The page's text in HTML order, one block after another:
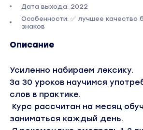
Дата выхода: 2022
Особенности: ✅ лучшее качество
знаков
Описание
Усиленно набираем лексику.
За 30 уроков научимся
слов в практике.
Курс рассчитан на месяц
заниматься каждый день.